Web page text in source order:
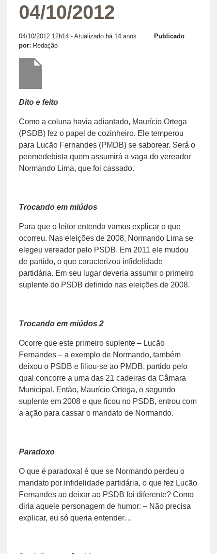
04/10/2012
04/10/2012 12h14 - Atualizado há 14 anos
Publicado
por: Redação
Dito e feito
Como a coluna havia adiantado, Maurício Ortega
(PSDB) fez o papel de cozinheiro. Ele temperou
para Lucão Fernandes (PMDB) se saborear. Será o
peemedebista quem assumirá a vaga do vereador
Normando Lima, que foi cassado.
Trocando em miúdos
Para que o leitor entenda vamos explicar o que
ocorreu. Nas eleições de 2008, Normando Lima se
elegeu vereador pelo PSDB. Em 2011 ele mudou
de partido, o que caracterizou infidelidade
partidária. Em seu lugar deveria assumir o primeiro
suplente do PSDB definido nas eleições de 2008.
Trocando em miúdos 2
Ocorre que este primeiro suplente – Lucão
Fernandes – a exemplo de Normando, também
deixou o PSDB e filiou-se ao PMDB, partido pelo
qual concorre a uma das 21 cadeiras da Câmara
Municipal. Então, Maurício Ortega, o segundo
suplente em 2008 e que ficou no PSDB, entrou com
a ação para cassar o mandato de Normando.
Paradoxo
O que é paradoxal é que se Normando perdeu o
mandato por infidelidade partidária, o que fez Lucão
Fernandes ao deixar ao PSDB foi diferente? Como
diria aquele personagem de humor: – Não precisa
explicar, eu só queria entender…